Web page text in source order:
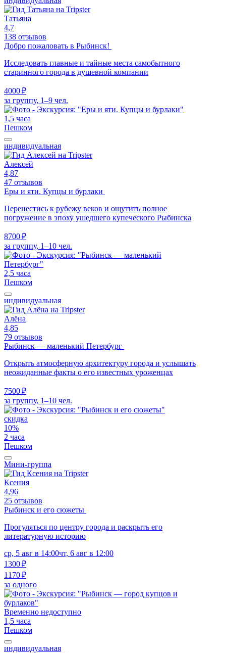
Татьяна
4,7
138 отзывов
Добро пожаловать в Рыбинск!
Исследовать главные и тайные места самобытного
старинного города в душевной компании
4000 ₽
за группу, 1–9 чел.
1,5 часа
Пешком
индивидуальная
Алексей
4,87
47 отзывов
Еры и яти. Купцы и бурлаки
Перенестись к рубежу веков и ощутить полное
погружение в эпоху ушедшего купеческого Рыбинска
8700 ₽
за группу, 1–10 чел.
2,5 часа
Пешком
индивидуальная
Алёна
4,85
79 отзывов
Рыбинск — маленький Петербург
Открыть атмосферную архитектуру города и услышать
неожиданные факты о его известных уроженцах
7500 ₽
за группу, 1–10 чел.
скидка
10%
2 часа
Пешком
Мини-группа
Ксения
4,96
25 отзывов
Рыбинск и его сюжеты
Прогуляться по центру города и раскрыть его
литературную историю
ср, 5 авг в 14:00чт, 6 авг в 12:00
1300 ₽
1170 ₽
за одного
Временно недоступно
1,5 часа
Пешком
индивидуальная